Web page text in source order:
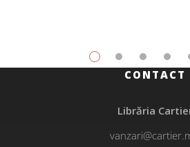
CONTACT
Librăria